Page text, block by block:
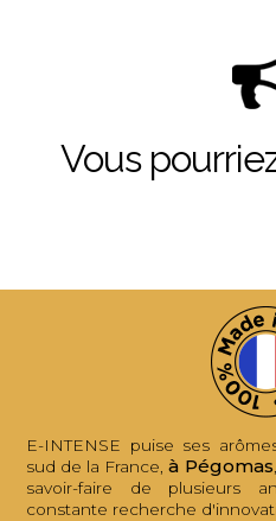
Vous
E-INTENSE puise ses
sud de la France,à Pégomas
savoir-faire de plusieurs
constante recherche